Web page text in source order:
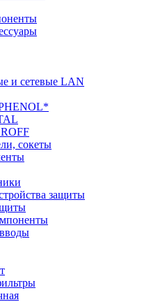
и сетевые LAN
сокеты
защиты